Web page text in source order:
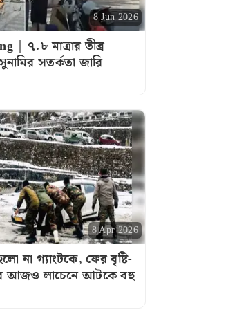
8 Jun 2026
| ৭.৮ মাত্রার তীব্র
সতর্কতা জারি
8 Apr 2026
না গ্যাংটকে, ফের বৃষ্টি-
আজও লাচেনে আটকে বহু